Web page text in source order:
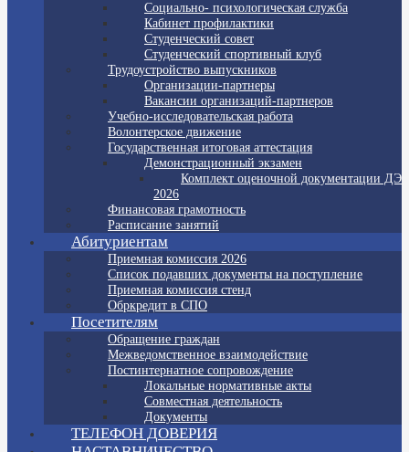
Социально- психологическая служба
Кабинет профилактики
Студенческий совет
Студенческий спортивный клуб
Трудоустройство выпускников
Организации-партнеры
Вакансии организаций-партнеров
Учебно-исследовательская работа
Волонтерское движение
Государственная итоговая аттестация
Демонстрационный экзамен
Комплект оценочной документации ДЭ
2026
Финансовая грамотность
Расписание занятий
Абитуриентам
Приемная комиссия 2026
Список подавших документы на поступление
Приемная комиссия стенд
Обркредит в СПО
Посетителям
Обращение граждан
Межведомственное взаимодействие
Постинтернатное сопровождение
Локальные нормативные акты
Совместная деятельность
Документы
ТЕЛЕФОН ДОВЕРИЯ